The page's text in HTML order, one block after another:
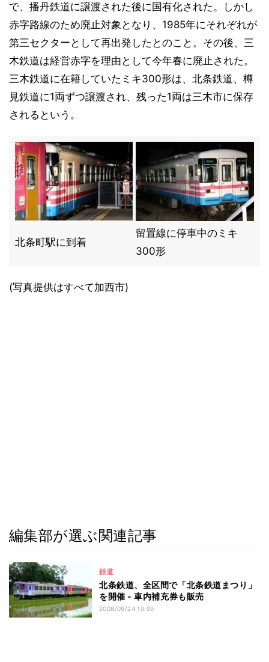
で、播丹鉄道に譲渡された後に国有化された。しかし
赤字路線のため廃止対象となり、1985年にそれぞれが
第三セクターとして再出発したとのこと。その後、三
木鉄道は経営赤字を理由として今年春に廃止された。
三木鉄道に在籍していたミキ300形は、北条鉄道、樽
見鉄道に1両ずつ譲渡され、残った1両は三木市に保存
されるという。
北条町駅に到着
留置線に停車中のミキ
300形
(写真提供はすべて加西市)
編集部が選ぶ関連記事
鉄道
北条鉄道、全区間で「北条鉄道まつり」
を開催 - 車内補充券も販売
2008/09/24 10:00